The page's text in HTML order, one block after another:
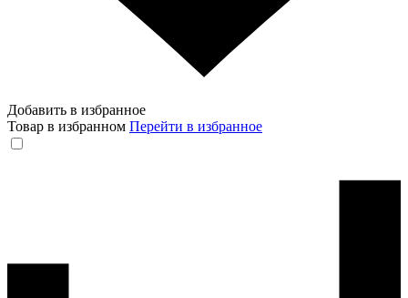
Добавить в избранное
Товар в избранном Перейти в избранное